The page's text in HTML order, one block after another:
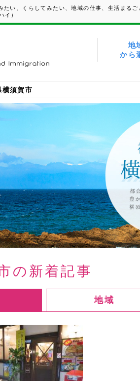
たい、くらしてみたい、地域の仕事、生活まるご
イ）
地
から
横須賀市
の新着記事
地域